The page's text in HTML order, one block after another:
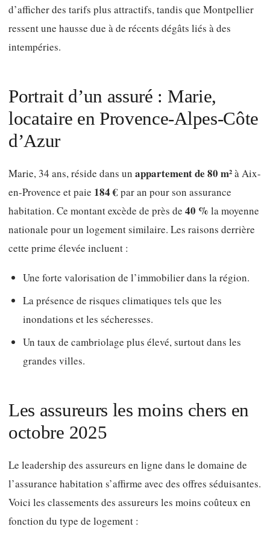
d’afficher des tarifs plus attractifs, tandis que Montpellier
ressent une hausse due à de récents dégâts liés à des
intempéries.
Portrait d’un assuré : Marie,
locataire en Provence-Alpes-Côte
d’Azur
Marie, 34 ans, réside dans un appartement de 80 m²à Aix-
en-Provence et paie 184 €par an pour son assurance
habitation. Ce montant excède de près de 40 % la moyenne
nationale pour un logement similaire. Les raisons derrière
cette prime élevée incluent :
Une forte valorisation de l’immobilier dans la région.
La présence de risques climatiques tels que les
inondations et les sécheresses.
Un taux de cambriolage plus élevé, surtout dans les
grandes villes.
Les assureurs les moins chers en
octobre 2025
Le leadership des assureurs en ligne dans le domaine de
l’assurance habitation s’affirme avec des offres séduisantes.
Voici les classements des assureurs les moins coûteux en
fonction du type de logement :